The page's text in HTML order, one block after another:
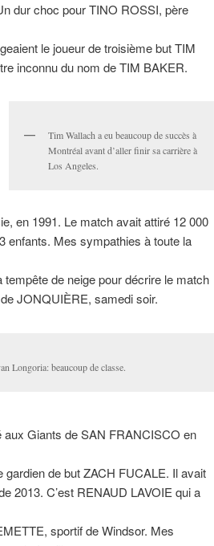
dur choc pour TINO ROSSI, père
le joueur de troisième but TIM
inconnu du nom de TIM BAKER.
Tim Wallach a eu beaucoup de succès à
Montréal avant d’aller finir sa carrière à
Los Angeles.
en 1991. Le match avait attiré 12 000
enfants. Mes sympathies à toute la
tempête de neige pour décrire le match
JONQUIÈRE, samedi soir.
Longoria: beaucoup de classe.
Giants de SAN FRANCISCO en
gardien de but ZACH FUCALE. Il avait
2013. C’est RENAUD LAVOIE qui a
sportif de Windsor. Mes